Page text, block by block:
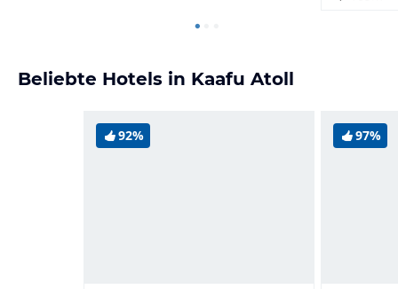
Beliebte Hotels in Kaafu Atoll
92% 97%